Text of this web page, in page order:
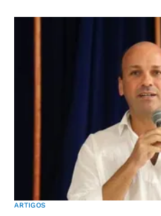
ARTIGOS